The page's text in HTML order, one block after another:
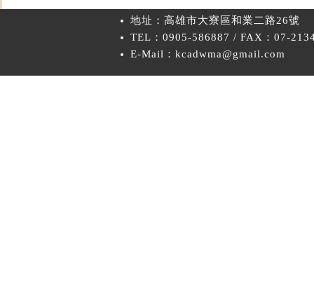
地址：高雄市大寮區和業二路26號
TEL：0905-586887 / FAX：07-
E-Mail：kcadwma@gmail.com